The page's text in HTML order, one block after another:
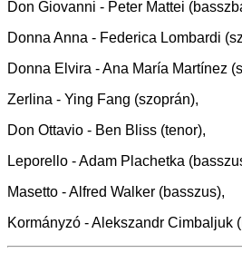
Don Giovanni - Peter Mattei
Donna Anna - Federica Lombardi
Donna Elvira - Ana María Martínez
Zerlina - Ying Fang (szoprán),
Don Ottavio - Ben Bliss (tenor),
Leporello - Adam Plachetka
Masetto - Alfred Walker (basszus),
Kormányzó - Alekszandr Cimbaljuk